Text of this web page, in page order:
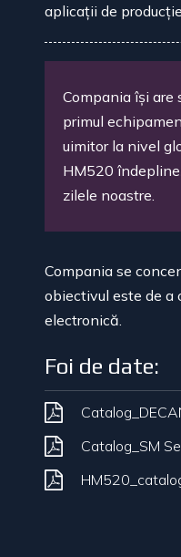
aplicații de producț
Compania își are
primul
uimitor la nivel
HM520 îndepline
zilele noastre.
Compania se
obiectivul este de a
electronică.
Foi de date:
Catalog_SM